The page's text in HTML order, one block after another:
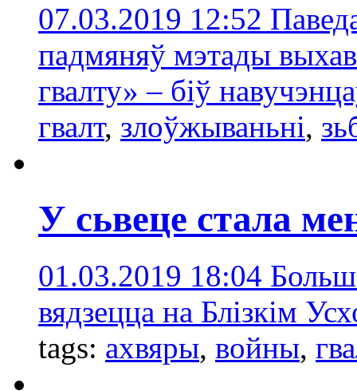
07.03.2019 12:52
падмяняў мэтады
гвалту» – біў
гвалт, злоўжываньні,
У сьвеце стала
01.03.2019 18:04
вядзецца на Блізкім
tags: ахвяры, войны,